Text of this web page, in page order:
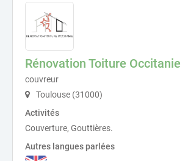
Rénovation Toiture Occitanie
couvreur
Toulouse (31000)
Activités
Couverture, Gouttières.
Autres langues parlées